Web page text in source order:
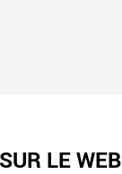
LE WEB